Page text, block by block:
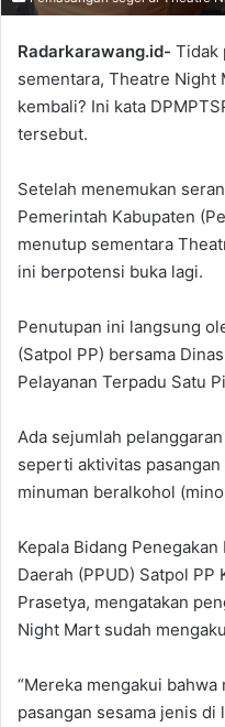
Radarkarawang.id- Tidak
sementara, Theatre Night
kembali? Ini kata
tersebut.
Setelah menemukan
Pemerintah Kabupaten
menutup sementara
ini berpotensi buka lagi.
Penutupan ini langsung
(Satpol PP) bersama
Pelayanan Terpadu Satu
Ada sejumlah
seperti aktivitas
minuman beralkohol
‎‎Kepala Bidang
Daerah (PPUD) Satpol PP
Prasetya, mengatakan
Night Mart sudah
“Mereka mengakui
pasangan sesama jenis